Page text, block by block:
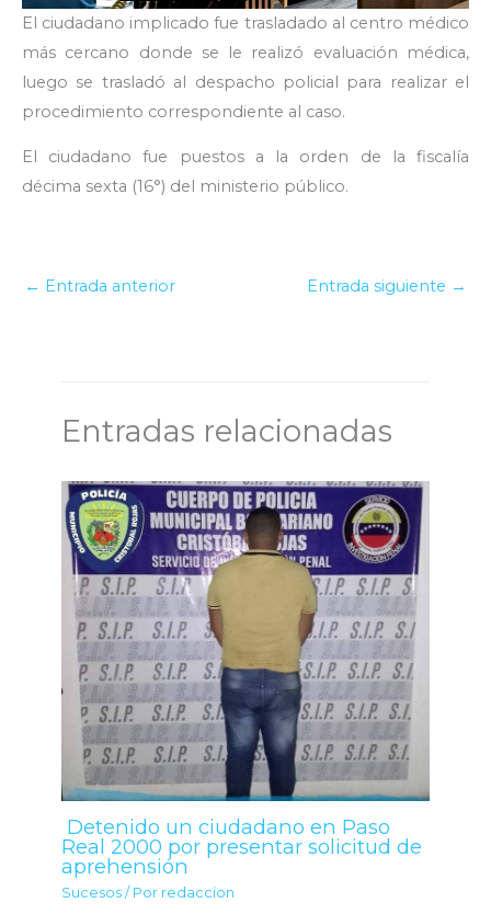
El ciudadano implicado fue trasladado al centro médico
más cercano donde se le realizó evaluación médica,
luego se trasladó al despacho policial para realizar el
procedimiento correspondiente al caso.
El ciudadano fue puestos a la orden de la fiscalía
décima sexta (16°) del ministerio público.
← Entrada anterior Entrada siguiente →
Entradas relacionadas
Detenido un ciudadano en Paso
Real 2000 por presentar solicitud de
aprehensión
Sucesos / Por redaccion